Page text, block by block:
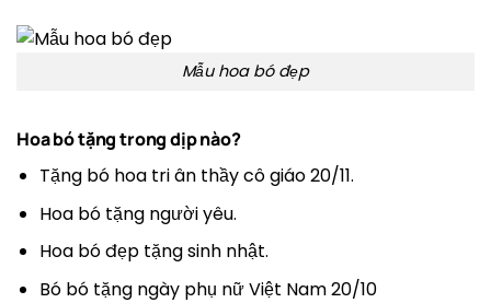
Mẫu hoa bó đẹp
Hoa bó tặng trong dịp nào?
Tặng bó hoa tri ân thầy cô giáo 20/11.
Hoa bó tặng người yêu.
Hoa bó đẹp tặng sinh nhật.
Bó bó tặng ngày phụ nữ Việt Nam 20/10